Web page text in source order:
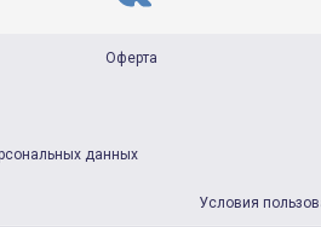
Оферта
данных
Условия